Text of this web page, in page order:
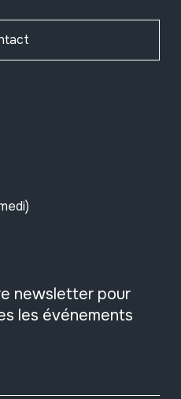
newsletter pour
les événements